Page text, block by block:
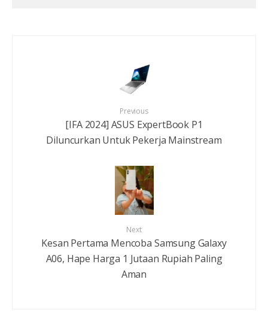
Previous
[IFA 2024] ASUS ExpertBook P1
Diluncurkan Untuk Pekerja Mainstream
Next
Kesan Pertama Mencoba Samsung Galaxy
A06, Hape Harga 1 Jutaan Rupiah Paling
Aman